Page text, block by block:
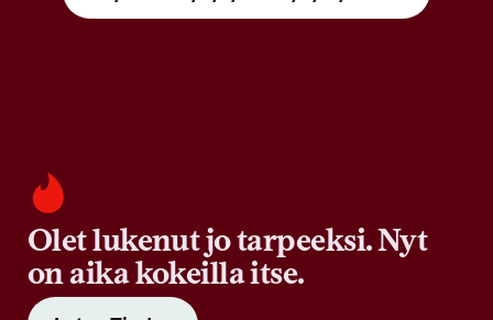
Olet lukenut jo tarpeeksi. Nyt
on aika kokeilla itse.